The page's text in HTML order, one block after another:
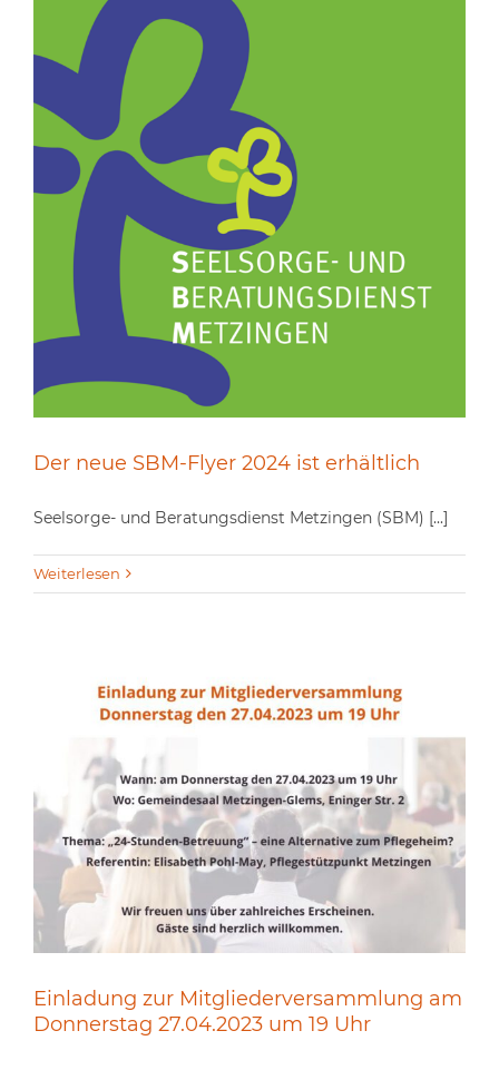
Der neue SBM-Flyer 2024 ist erhältlich
Seelsorge- und Beratungsdienst Metzingen (SBM) [...]
Weiterlesen
Einladung zur Mitgliederversammlung am
Donnerstag 27.04.2023 um 19 Uhr